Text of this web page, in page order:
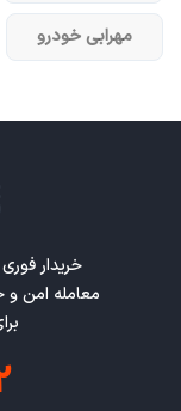
مهرابی خودرو
خریدار
معامله امن و